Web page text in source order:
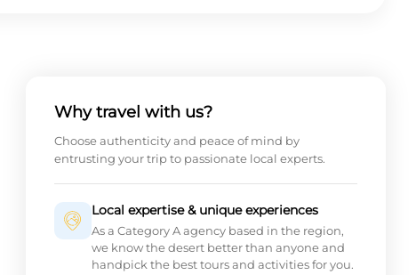
Why travel with us?
Choose authenticity and peace of mind by
entrusting your trip to passionate local experts.
Local expertise & unique experiences
As a Category A agency based in the region,
we know the desert better than anyone and
handpick the best tours and activities for you.